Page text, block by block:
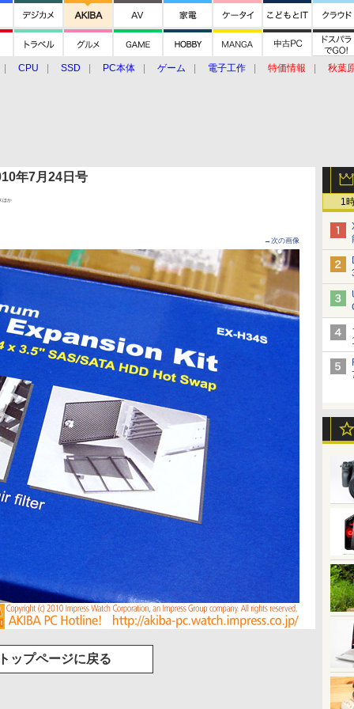
CPU SSD PC本体 ゲーム 電子工作 特価情報
秋葉
1
年7月24日号
ほか
→次の画像
ップページに戻る